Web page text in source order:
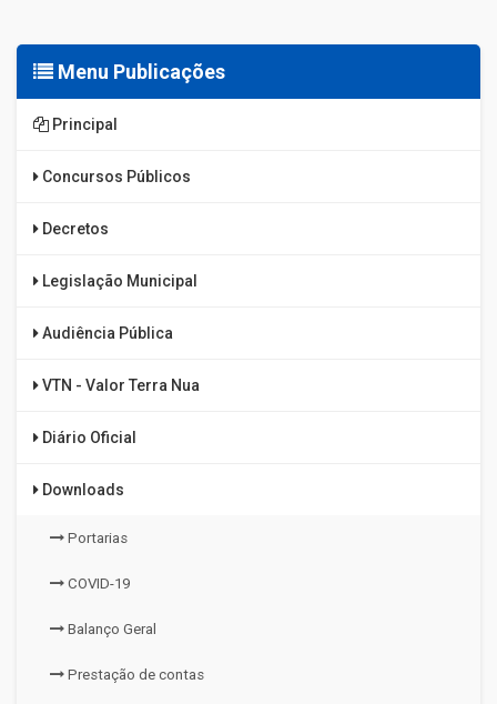
Menu Publicações
Principal
Concursos Públicos
Decretos
Legislação Municipal
Audiência Pública
VTN - Valor Terra Nua
Diário Oficial
Downloads
Portarias
COVID-19
Balanço Geral
Prestação de contas